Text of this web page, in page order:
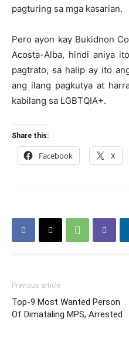
pagturing sa mga kasarian.
Pero ayon kay Bukidnon
Acosta-Alba, hindi aniya
pagtrato, sa halip ay ito
ang ilang pagkutya at
kabilang sa LGBTQIA+.
Share this:
Facebook X
Previous article
Top-9 Most Wanted Person
Of Dimataling MPS, Arrested